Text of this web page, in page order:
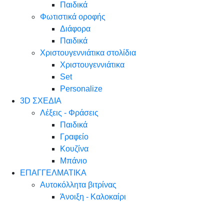
Παιδικά
Φωτιστικά οροφής
Διάφορα
Παιδικά
Χριστουγεννιάτικα στολίδια
Χριστουγεννιάτικα
Set
Personalize
3D ΣΧΕΔΙΑ
Λέξεις - Φράσεις
Παιδικά
Γραφείο
Κουζίνα
Μπάνιο
ΕΠΑΓΓΕΛΜΑΤΙΚΑ
Αυτοκόλλητα βιτρίνας
Άνοιξη - Καλοκαίρι